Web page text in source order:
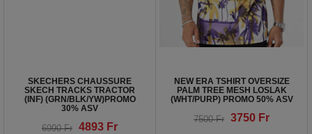
SKECHERS CHAUSSURE
SKECH TRACKS TRACTOR
(INF) (GRN/BLK/YW)PROMO
30% ASV
6990Fr 4893 Fr
NEW ERA TSHIRT OVERSIZE
PALM TREE MESH LOSLAK
(WHT/PURP) PROMO 50% ASV
7500Fr 3750 Fr